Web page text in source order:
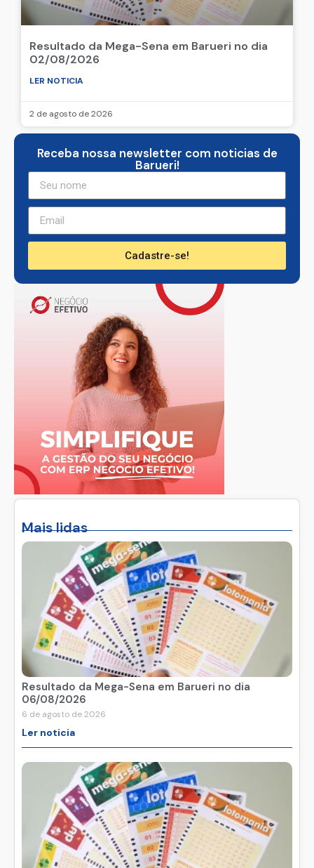
Resultado da Mega-Sena em Barueri no dia
02/08/2026
LER NOTICIA
2 de agosto de 2026
Mais lidas
Resultado da Mega-Sena em Barueri no dia
06/08/2026
6 de agosto de 2026
Ler noticia
Receba nossa newsletter com noticias de
Barueri!
Cadastre-se!